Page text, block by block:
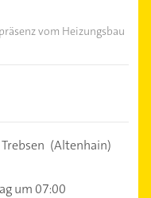
vom Heizungsbau
(Altenhain)
um 07:00